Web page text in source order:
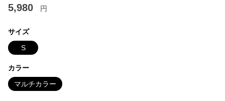
5,980 円
サイズ
S
カラー
マルチカラー